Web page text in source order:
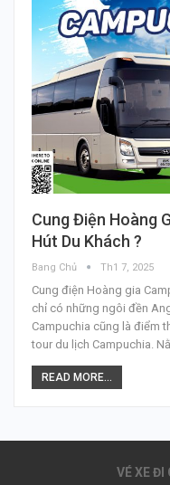
Cung Điện Hoàng
Hút Du Khách ?
Bang Chủ Th1 7, 2025
Cung điện Hoàng gia
chỉ có những ngôi đền
Campuchia cũng là điểm
tour du lịch Campuchia.
READ MORE...
VÉ XE ĐI